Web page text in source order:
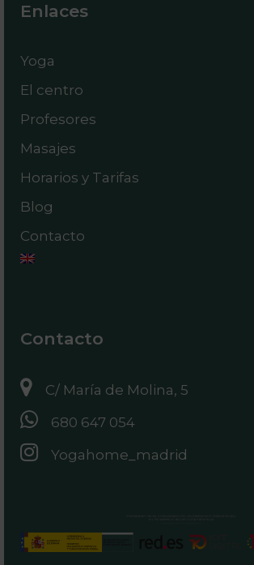
Enlaces
Yoga
El centro
Profesores
Masajes
Horarios y Tarifas
Blog
Contacto
Contacto
C/ María de Molina, 5
680 647 054
Yogahome_madrid